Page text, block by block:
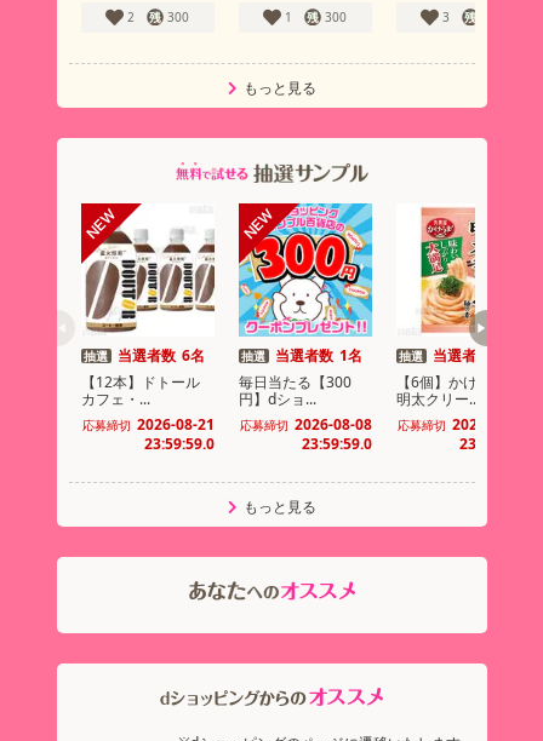
2
300
1
300
3
もっと見る
抽選 当選者数 6名
【12本】ドトール
カフェ・...
応募締切 2026-08-21
23:59:59.0
抽選 当選者数 1名
毎日当たる【300
円】dショ...
応募締切 2026-08-08
23:59:59.0
抽選 当選者数
【6個】かけうま！
明太クリー...
応募締切 2026-08-20
23:59:59.0
もっと見る